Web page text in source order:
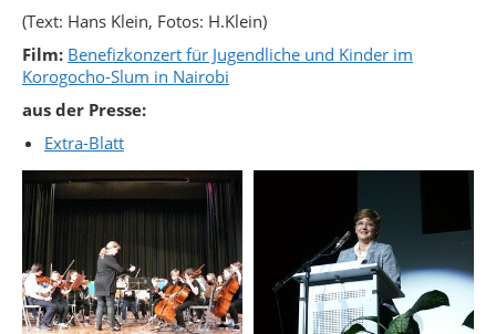
(Text: Hans Klein, Fotos: H.Klein)
Film: Benefizkonzert für Jugendliche und Kinder im
Korogocho-Slum in Nairobi
aus der Presse:
Extra-Blatt